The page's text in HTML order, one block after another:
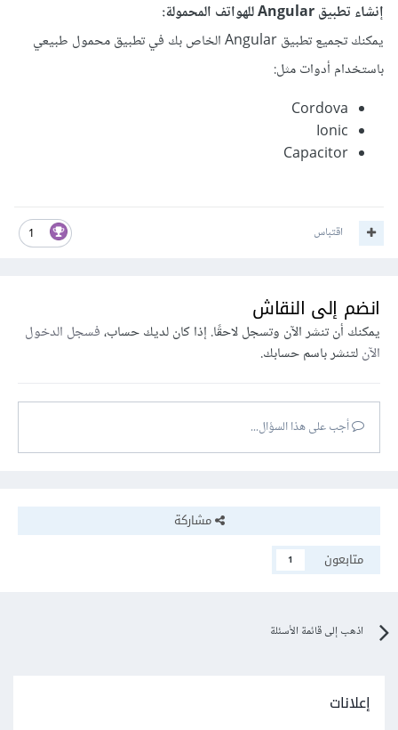
إنشاء تطبيق Angular للهواتف المحمولة:
يمكنك تجميع تطبيق Angular الخاص بك في تطبيق محمول طبيعي
باستخدام أدوات مثل:
Cordova
Ionic
Capacitor
1 اقتباس
انضم إلى النقاش
يمكنك أن تنشر الآن وتسجل لاحقًا. إذا كان لديك حساب،فسجل الدخول
الآنلتنشر باسم حسابك.
أجب على هذا السؤال...
مشاركة
متابعون
1
اذهب إلى قائمة الأسئلة
إعلانات